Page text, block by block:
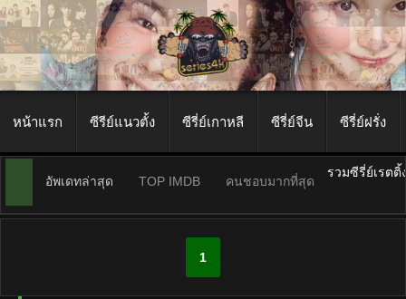
หน้าแรก ซีรีย์แนวตั้ง ซีรี่ย์เกาหลี ซีรี่ย์จีน ซีรี่ย์ฝรั่ง
อัพเดทล่าสุด TOP IMDB คนชอบมากที่สุด
รวมซีรี่ย์เรตติ้
1